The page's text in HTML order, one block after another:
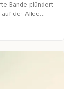
Bande plündert
auf der Allee…